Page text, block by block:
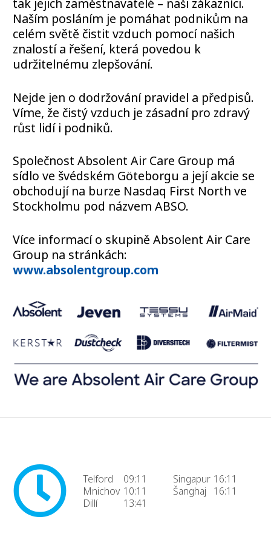
tak jejich zaměstnavatelé – naši zákazníci.
Naším posláním je pomáhat podnikům na
celém světě čistit vzduch pomocí našich
znalostí a řešení, která povedou k
udržitelnému zlepšování.
Nejde jen o dodržování pravidel a předpisů.
Víme, že čistý vzduch je zásadní pro zdravý
růst lidí i podniků.
Společnost Absolent Air Care Group má
sídlo ve švédském Göteborgu a její akcie se
obchodují na burze Nasdaq First North ve
Stockholmu pod názvem ABSO.
Více informací o skupině Absolent Air Care
Group na stránkách:
www.absolentgroup.com
Telford
09:11
Mnichov 10:11
Dillí
13:41
Singapur 16:11
Šanghaj
16:11